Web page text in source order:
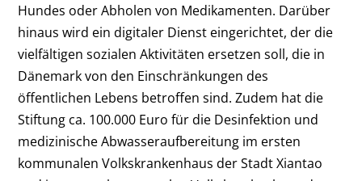
Hundes oder Abholen von Medikamenten. Darüber
hinaus wird ein digitaler Dienst eingerichtet, der die
vielfältigen sozialen Aktivitäten ersetzen soll, die in
Dänemark von den Einschränkungen des
öffentlichen Lebens betroffen sind. Zudem hat die
Stiftung ca. 100.000 Euro für die Desinfektion und
medizinische Abwasseraufbereitung im ersten
kommunalen Volkskrankenhaus der Stadt Xiantao